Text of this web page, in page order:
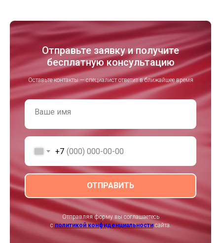
Отправьте заявку и получите
бесплатную консультацию
Оставьте контакты — специалист ответит в ближайшее время
Ваше имя
+7
ОТПРАВИТЬ
Отправляя форму вы соглашаетесь
с политикой конфиденциальности сайта.